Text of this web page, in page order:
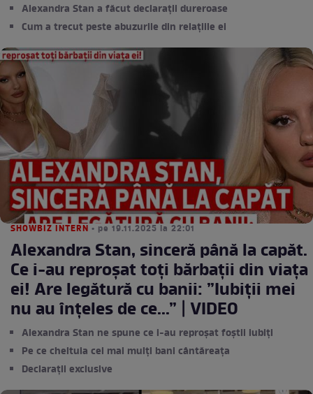
Alexandra Stan a făcut declarații dureroase
Cum a trecut peste abuzurile din relațiile ei
SHOWBIZ INTERN • pe 19.11.2025 la 22:01
Alexandra Stan, sinceră până la capăt.
Ce i-au reproșat toți bărbații din viața
ei! Are legătură cu banii: ”Iubiții mei
nu au înțeles de ce...” | VIDEO
Alexandra Stan ne spune ce i-au reproșat foștii iubiți
Pe ce cheltuia cei mai mulți bani cântăreața
Declarații exclusive